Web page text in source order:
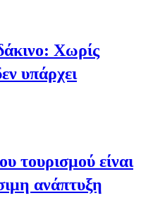
Χωρίς
υπάρχει
τουρισμού είναι
ανάπτυξη